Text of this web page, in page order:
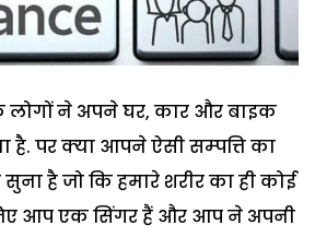
लोगों ने अपने घर, कार और बाइक
है. पर क्‍या आपने ऐसी सम्‍पत्ति का
है जो कि हमारे शरीर का ही कोई
आप एक सिंगर हैं और आप ने अपनी